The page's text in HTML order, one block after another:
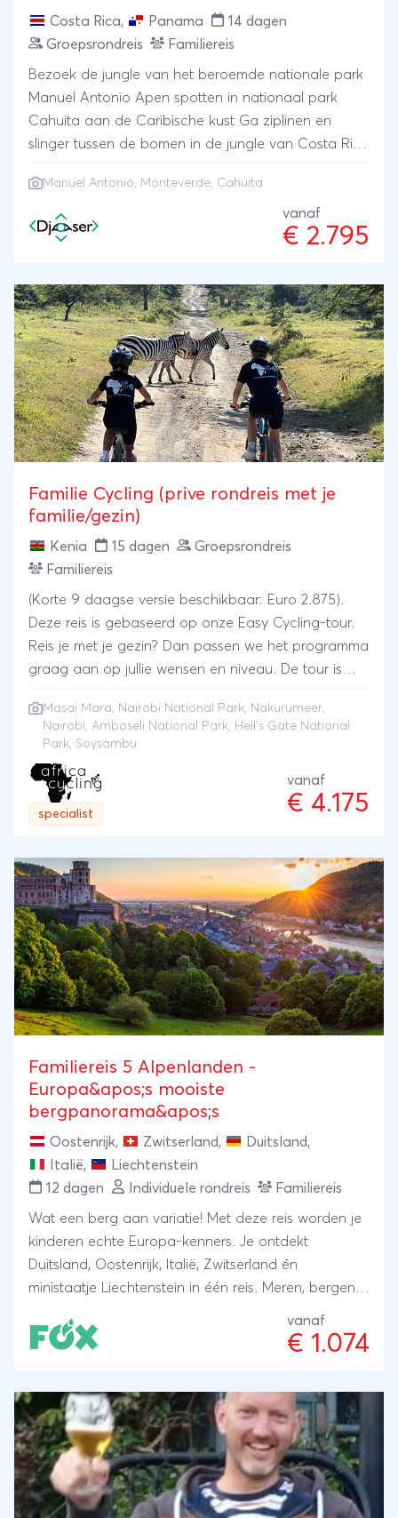
Costa Rica, Panama
14 dagen
Groepsrondreis
Familiereis
Bezoek de jungle van het beroemde nationale park
Manuel Antonio Apen spotten in nationaal park
Cahuita aan de Caribische kust Ga ziplinen en
slinger tussen de bomen in de jungle van Costa Rica
hoogte in het nationaal park Monteverde
Manuel Antonio, Monteverde, Cahuita
vanaf
€ 2.795
Familie Cycling (prive rondreis met je
familie/gezin)
Kenia 15 dagen
Groepsrondreis
Familiereis
(Korte 9 daagse versie beschikbaar: Euro 2.875).
Deze reis is gebaseerd op onze Easy Cycling-tour.
Reis je met je gezin? Dan passen we het programma
graag aan op jullie wensen en niveau. De tour is
Voor jongere kinderen bekijken we graag met jullie
de mogelijkheden. Zwembad, wifi, buffet maaltijden,
kortom, alles voor een ontspannen familiereis. De
ultieme wildlife-ervaring in de mooiste
natuurgebieden van Kenia! En daarnaast meerdere
(Hell’s Gate, Soysambu), altijd veilig en onder de
deskundige begeleiding van onze gids. In onze 4×4
safari-auto ga je op zoek naar groot wild en de Big
Five in beroemde parken zoals de Masai Mara,
Nakuru, Amboseli en Nairobi National Park.
Masai Mara, Nairobi National Park, Nakurumeer,
Nairobi, Amboseli National Park, Hell’s Gate National
Park, Soysambu
specialist
vanaf
€ 4.175
Familiereis 5 Alpenlanden -
Europa&apos;s mooiste
bergpanorama&apos;s
Oostenrijk, Zwitserland, Duitsland,
Italië,
Liechtenstein
12 dagen
Individuele rondreis Familiereis
Wat een berg aan variatie! Met deze reis worden je
kinderen echte Europa-kenners. Je ontdekt
Duitsland, Oostenrijk, Italië, Zwitserland én
ministaatje Liechtenstein in één reis. Meren, bergen,
Europa.
vanaf
€ 1.074